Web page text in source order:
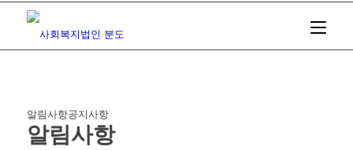
알림사항공지사항
알림사항